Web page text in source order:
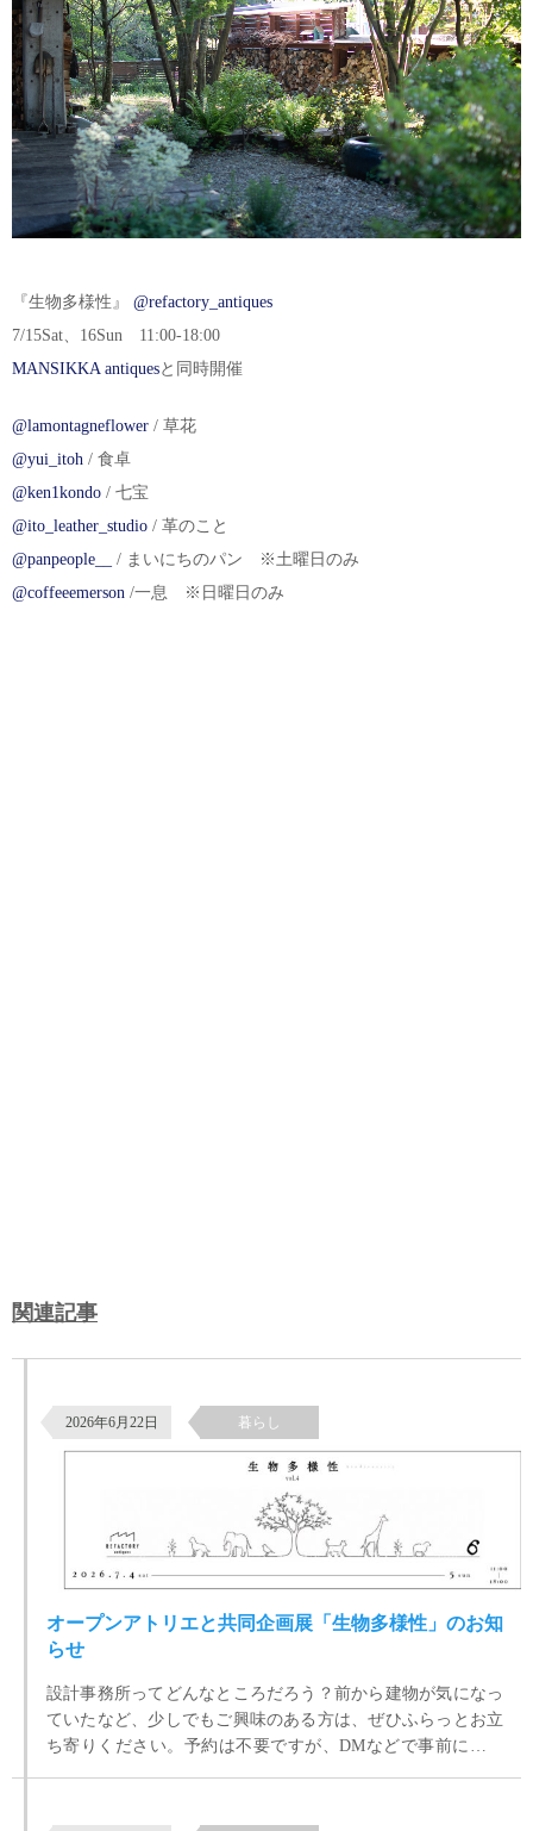
『生物多様性』 @refactory_antiques
7/15Sat、16Sun 11:00-18:00
MANSIKKA antiquesと同時開催
@lamontagneflower / 草花
@yui_itoh / 食卓
@ken1kondo / 七宝
@ito_leather_studio / 革のこと
@panpeople__ / まいにちのパン ※土曜日のみ
@coffeeemerson /一息 ※日曜日のみ
関連記事
2026年6月22日 暮らし
オープンアトリエと共同企画展「生物多様性」のお知
らせ
設計事務所ってどんなところだろう？前から建物が気になっ
ていたなど、少しでもご興味のある方は、ぜひふらっとお立
ち寄りください。予約は不要ですが、DMなどで事前にお知